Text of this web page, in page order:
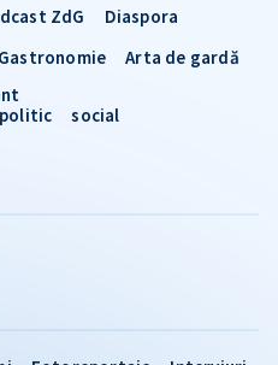
ZdG
Diaspora
Gastronomie
Arta de gardă
politic social